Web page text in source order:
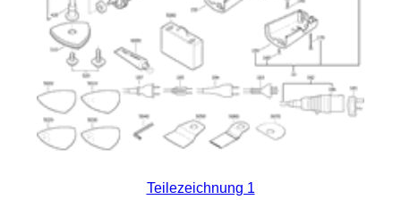
Teilezeichnung 1